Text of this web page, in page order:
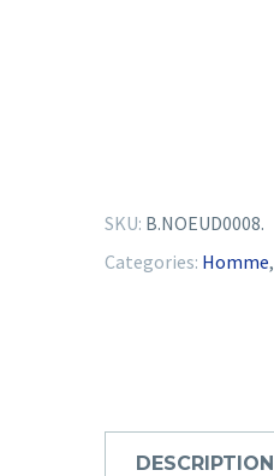
SKU: B.NOEUD0008.
Categories: Homme,
DESCRIPTION